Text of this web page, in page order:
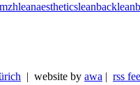
leanaestheticsleanback
| website by awa | rss